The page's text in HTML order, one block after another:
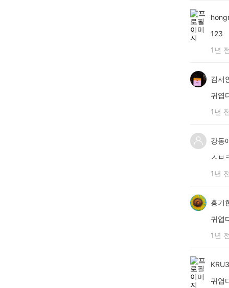
123
1년 전
김서
귀엽
1년 전
강동
ㅅㅂ
1년 전
홍기
귀엽
1년 전
귀엽